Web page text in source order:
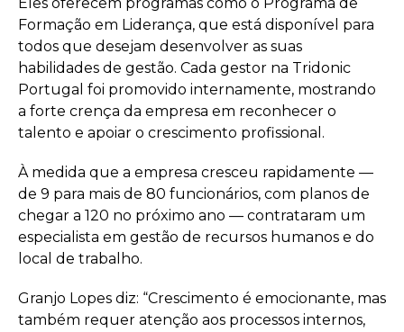
Formação em Liderança, que está disponível para
todos que desejam desenvolver as suas
habilidades de gestão. Cada gestor na Tridonic
Portugal foi promovido internamente, mostrando
a forte crença da empresa em reconhecer o
talento e apoiar o crescimento profissional.
À medida que a empresa cresceu rapidamente —
de 9 para mais de 80 funcionários, com planos de
chegar a 120 no próximo ano — contrataram um
especialista em gestão de recursos humanos e do
local de trabalho.
Granjo Lopes diz: “Crescimento é emocionante, mas
também requer atenção aos processos internos,